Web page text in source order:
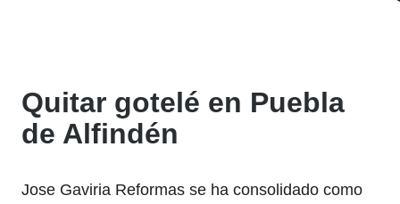
Quitar gotelé en Puebla
de Alfindén
Jose Gaviria Reformas se ha consolidado como